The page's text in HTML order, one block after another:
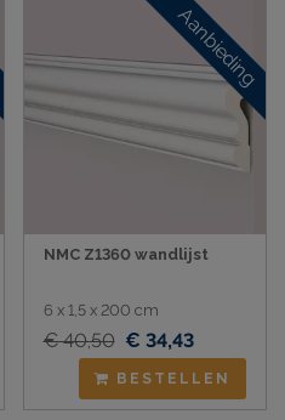
Aanbieding
NMC Z1360 wandlijst
6 x 1,5 x 200 cm
€ 40,50 € 34,43
BESTELLEN